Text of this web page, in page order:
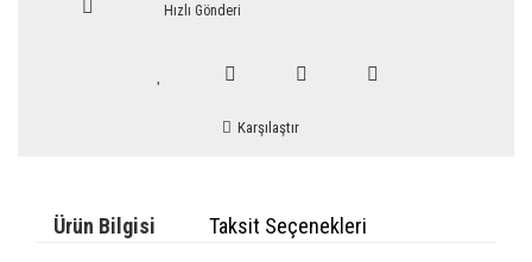
Hızlı Gönderi
Karşılaştır
Ürün Bilgisi Taksit Seçenekleri